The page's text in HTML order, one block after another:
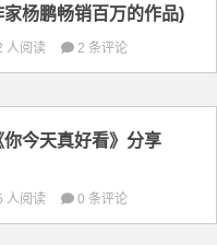
杨鹏畅销百万的作品)
人阅读 2 条评论
今天真好看》分享
人阅读 0 条评论